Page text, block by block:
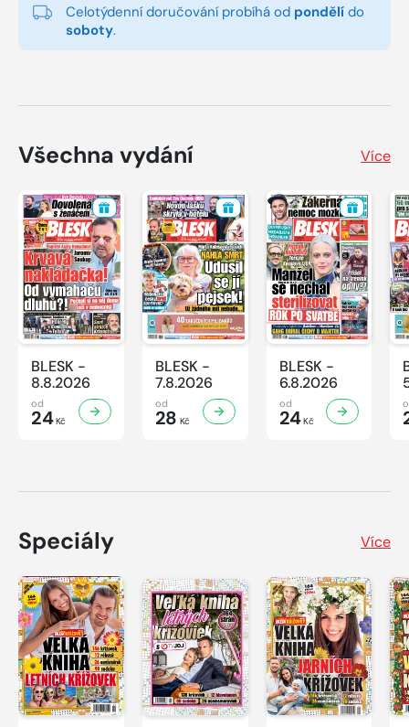
Celotýdenní doručování probíhá od pondělí do
soboty.
Všechna vydání Více
BLESK -
8.8.2026
od
24Kč
BLESK -
7.8.2026
od
28 Kč
BLESK -
6.8.2026
od
24Kč
Speciály Více